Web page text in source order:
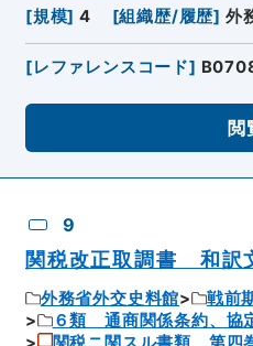
[規模] 4 [組織歴/履歴] 外
[レファレンスコード]
閲
9
関税改正取調書 和訳
外務省外交史料館 戦前
６類 通商関係条約、協